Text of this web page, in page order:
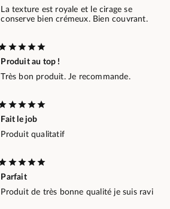
La texture est royale et le cirage se
conserve bien crémeux. Bien couvrant.
Produit au top !
Très bon produit. Je recommande.
Fait le job
Produit qualitatif
Parfait
Produit de très bonne qualité je suis ravi